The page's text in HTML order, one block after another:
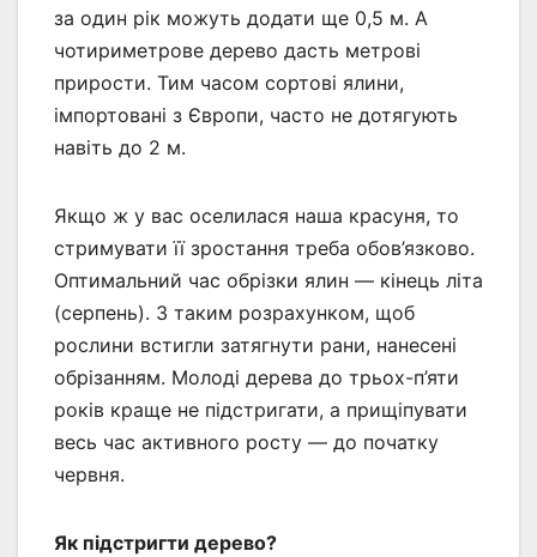
за один рік можуть додати ще 0,5 м. А
чотириметрове дерево дасть метрові
прирости. Тим часом сортові ялини,
імпортовані з Європи, часто не дотягують
навіть до 2 м.
Якщо ж у вас оселилася наша красуня, то
стримувати її зростання треба обов’язково.
Оптимальний час обрізки ялин — кінець літа
(серпень). З таким розрахунком, щоб
рослини встигли затягнути рани, нанесені
обрізанням. Молоді дерева до трьох-п’яти
років краще не підстригати, а прищіпувати
весь час активного росту — до початку
червня.
Як підстригти дерево?